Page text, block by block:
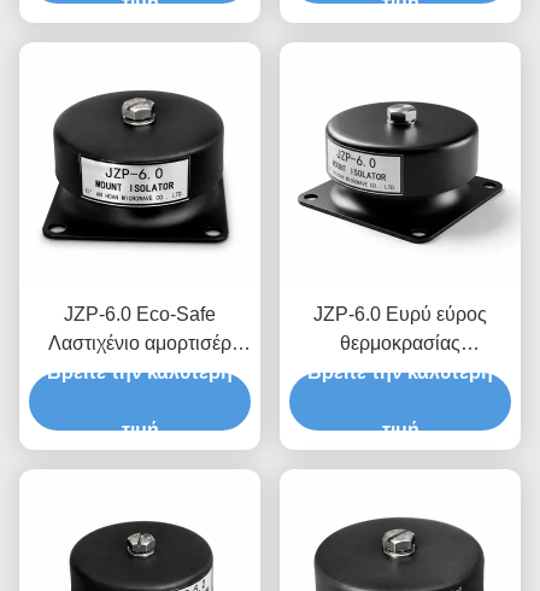
JZP-6.0 Eco-Safe
Λαστιχένιο αμορτισέρ
χωρίς τρίξιμο
αποσβεστήρα για
Βρείτε την καλύτερη
τιμή
JZP-6.0 Ευρύ εύρος
θερμοκρασίας
Απορροφητήρα
καουτσούκ για
ακριβείας
Βρείτε την καλύτερη
τιμή